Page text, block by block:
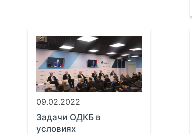
09.02.2022
Задачи ОДКБ в
условиях